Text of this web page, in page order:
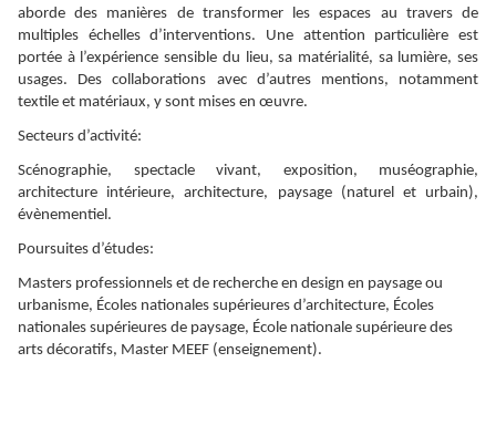
aborde des manières de transformer les espaces au travers de
multiples échelles d’interventions. Une attention particulière est
portée à l’expérience sensible du lieu, sa matérialité, sa lumière, ses
usages. Des collaborations avec d’autres mentions, notamment
textile et matériaux, y sont mises en œuvre.
Secteurs d’activité:
Scénographie, spectacle vivant, exposition, muséographie,
architecture intérieure, architecture, paysage (naturel et urbain),
évènementiel.
Poursuites d’études:
Masters professionnels et de recherche en design en paysage ou
urbanisme, Écoles nationales supérieures d’architecture, Écoles
nationales supérieures de paysage, École nationale supérieure des
arts décoratifs, Master MEEF (enseignement).